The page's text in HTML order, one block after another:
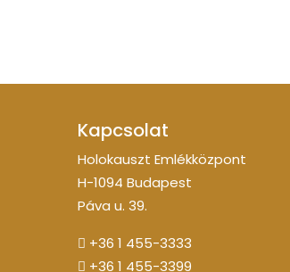
Kapcsolat
Holokauszt Emlékközpont
H-1094 Budapest
Páva u. 39.
+36 1 455-3333
+36 1 455-3399